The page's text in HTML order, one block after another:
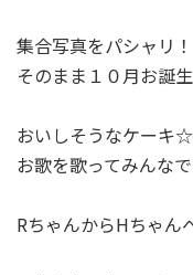
集合写真をパシャリ！
そのまま１０月お誕
おいしそうなケーキ☆
お歌を歌ってみんなで
RちゃんからHちゃ